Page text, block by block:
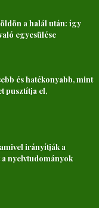
a halál után: így
egyesülése
és hatékonyabb, mint
pusztítja el,
irányítják a
nyelvtudományok